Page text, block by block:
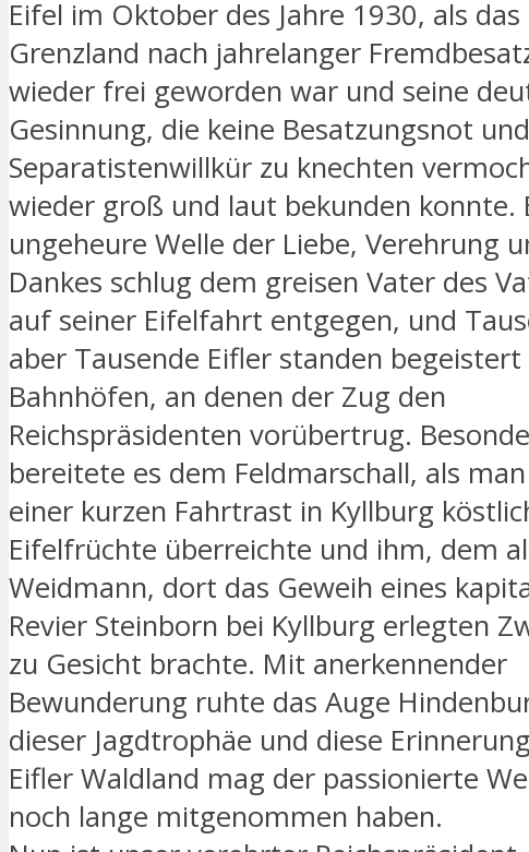
Eifel im Oktober des Jahre 1930, als
Grenzland nach jahrelanger
wieder frei geworden war und seine
Gesinnung, die keine Besatzungsnot und
Separatistenwillkür zu knechten
wieder groß und laut bekunden konnte.
ungeheure Welle der Liebe, Verehrung
Dankes schlug dem greisen Vater des
auf seiner Eifelfahrt entgegen, und
aber Tausende Eifler standen begeistert
Bahnhöfen, an denen der Zug den
Reichspräsidenten vorübertrug.
bereitete es dem Feldmarschall, als
einer kurzen Fahrtrast in Kyllburg
Eifelfrüchte überreichte und ihm, dem
Weidmann, dort das Geweih eines
Revier Steinborn bei Kyllburg erlegten
zu Gesicht brachte. Mit anerkennender
Bewunderung ruhte das Auge
dieser Jagdtrophäe und diese
Eifler Waldland mag der passionierte
noch lange mitgenommen haben.